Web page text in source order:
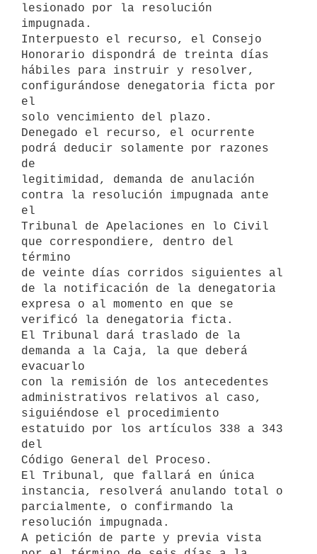
lesionado por la resolución
impugnada.
Interpuesto el recurso, el Consejo
Honorario dispondrá de treinta días
hábiles para instruir y resolver,
configurándose denegatoria ficta por
el
solo vencimiento del plazo.
Denegado el recurso, el ocurrente
podrá deducir solamente por razones
de
legitimidad, demanda de anulación
contra la resolución impugnada ante
el
Tribunal de Apelaciones en lo Civil
que correspondiere, dentro del
término
de veinte días corridos siguientes al
de la notificación de la denegatoria
expresa o al momento en que se
verificó la denegatoria ficta.
El Tribunal dará traslado de la
demanda a la Caja, la que deberá
evacuarlo
con la remisión de los antecedentes
administrativos relativos al caso,
siguiéndose el procedimiento
estatuido por los artículos 338 a 343
del
Código General del Proceso.
El Tribunal, que fallará en única
instancia, resolverá anulando total o
parcialmente, o confirmando la
resolución impugnada.
A petición de parte y previa vista